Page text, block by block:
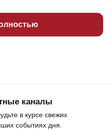
каналы
в курсе свежих
событиях дня.